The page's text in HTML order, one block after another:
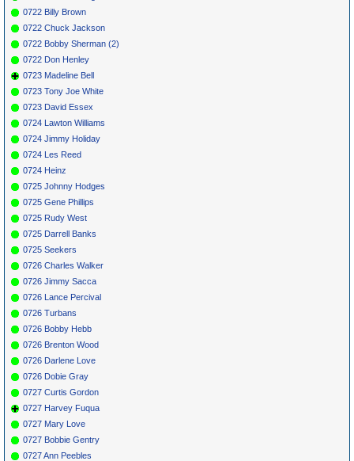
0722 Billy Brown
0722 Chuck Jackson
0722 Bobby Sherman (2)
0722 Don Henley
0723 Madeline Bell
0723 Tony Joe White
0723 David Essex
0724 Lawton Williams
0724 Jimmy Holiday
0724 Les Reed
0724 Heinz
0725 Johnny Hodges
0725 Gene Phillips
0725 Rudy West
0725 Darrell Banks
0725 Seekers
0726 Charles Walker
0726 Jimmy Sacca
0726 Lance Percival
0726 Turbans
0726 Bobby Hebb
0726 Brenton Wood
0726 Darlene Love
0726 Dobie Gray
0727 Curtis Gordon
0727 Harvey Fuqua
0727 Mary Love
0727 Bobbie Gentry
0727 Ann Peebles